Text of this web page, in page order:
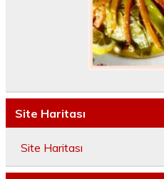
Site Haritası
Site Haritası